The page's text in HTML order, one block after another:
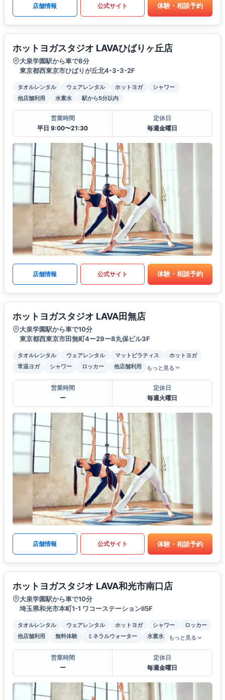
店舗情報 公式サイト 体験・相談予約
ホットヨガスタジオ LAVAひばりヶ丘店
大泉学園駅から車で8分
東京都西東京市ひばりが丘北4-3-3-2F
タオルレンタル ウェアレンタル ホットヨガ
シャワー
他店舗利用
水素水 駅から5分以内
営業時間
平日 9:00〜21:30
定休日
毎週金曜日
店舗情報 公式サイト 体験・相談予約
ホットヨガスタジオ LAVA田無店
大泉学園駅から車で10分
東京都西東京市田無町4ー29ー8丸保ビル3F
タオルレンタル ウェアレンタル マットピラティス
ホットヨガ
常温ヨガ
シャワー ロッカー 他店舗利用 もっと見る
営業時間
ー
定休日
毎週火曜日
店舗情報 公式サイト 体験・相談予約
ホットヨガスタジオ LAVA和光市南口店
大泉学園駅から車で10分
埼玉県和光市本町1-1 ワコーステーションⅡ5F
タオルレンタル ウェアレンタル ホットヨガ シャワー
ロッカー
他店舗利用
無料体験 ミネラルウォーター 水素水 もっと見る
営業時間
ー
定休日
毎週金曜日